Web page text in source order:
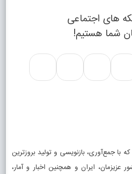
های اجتماعی
شما هستیم!
با جمع‌آوری، بازنویسی و تولید بروزترین
عزیزمان، ایران و همچنین اخبار و آمار،